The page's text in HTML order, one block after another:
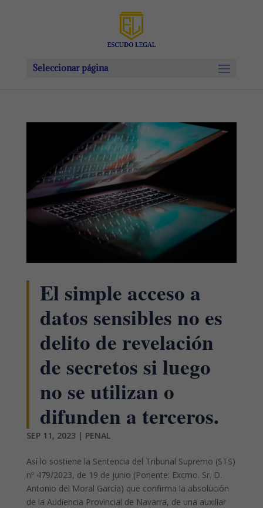
Seleccionar página
El simple acceso a
datos sensibles no es
delito de revelación
de secretos si luego
no se utilizan o
difunden a terceros.
SEP 11, 2023| PENAL
Así lo sostiene la Sentencia del Tribunal Supremo (STS)
nº 479/2023, de 19 de junio (Ponente: Excmo. Sr. D.
Antonio del Moral García) que confirma la absolución
de la Audiencia Provincial de Navarra, de una auxiliar